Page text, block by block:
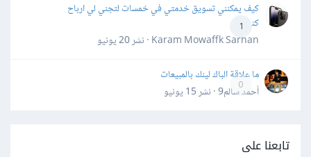
1
كيف يمكنني تسويق خدمتي في خمسات لتجني لي ارباح
كثيرة
Karam Mowaffk Sarhan · نشر
20 يونيو
0
ما علاقة الباك لينك بالمبيعات
أحمد سالم9 · نشر
15 يونيو
تابعنا على